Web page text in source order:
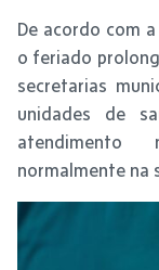
De acordo com
o feriado
secretarias
unidades de
atendimento
normalmente na